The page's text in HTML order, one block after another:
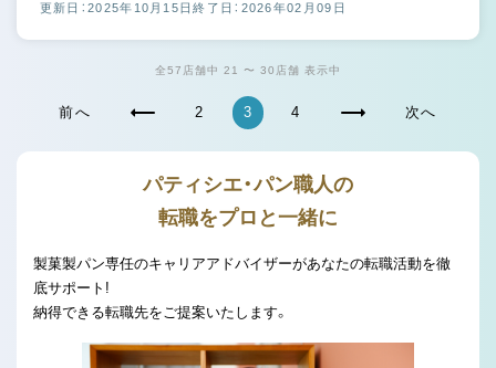
更新日：2025年10月15日終了日：2026年02月09日
全57店舗中 21 〜 30店舗 表示中
前へ 2 3 4 次へ
パティシエ・パン職人の
転職をプロと一緒に
製菓製パン専任のキャリアアドバイザーがあなたの転職活動を徹
底サポート!
納得できる転職先をご提案いたします。